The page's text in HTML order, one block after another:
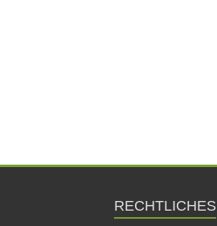
RECHTLICHES